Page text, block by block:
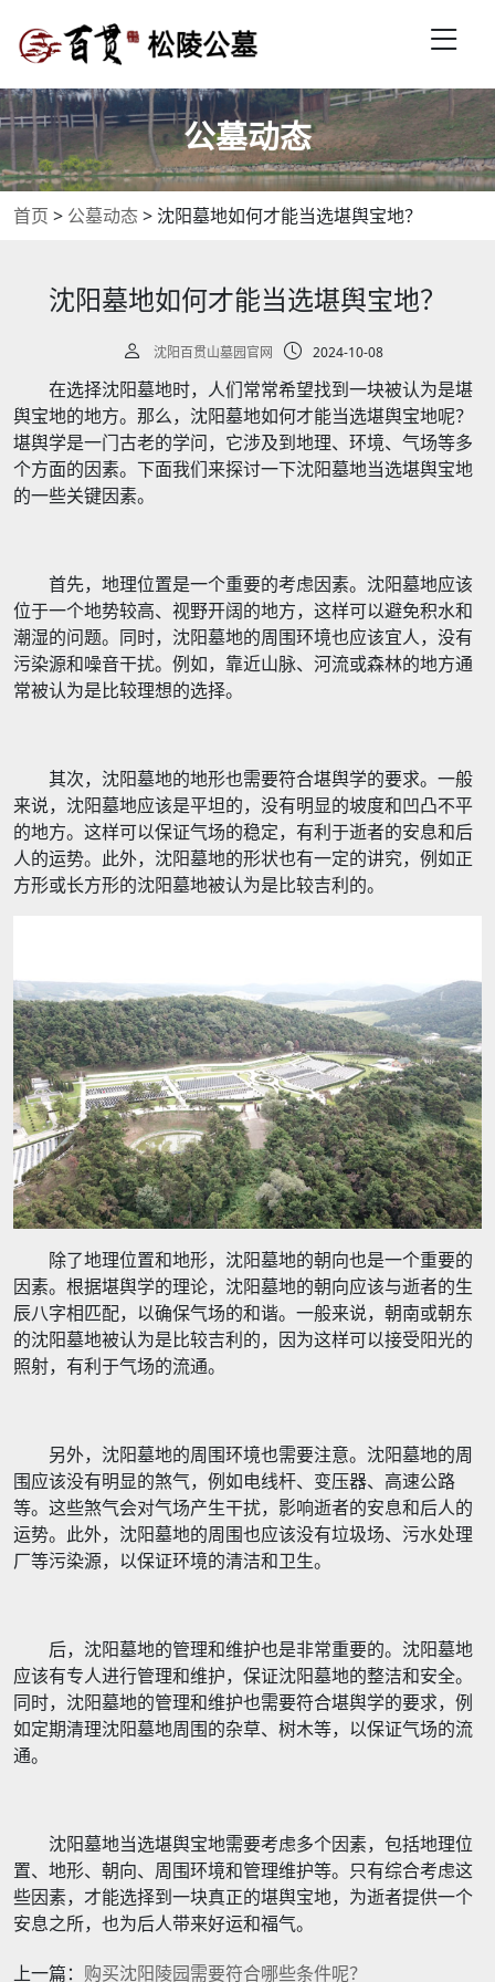
公墓动态
首页 > 公墓动态> 沈阳墓地如何才能当选堪舆宝地？
沈阳墓地如何才能当选堪舆宝地？
沈阳百贯山墓园官网 2024-10-08
在选择沈阳墓地时，人们常常希望找到一块被认为是堪
舆宝地的地方。那么，沈阳墓地如何才能当选堪舆宝地呢？
堪舆学是一门古老的学问，它涉及到地理、环境、气场等多
个方面的因素。下面我们来探讨一下沈阳墓地当选堪舆宝地
的一些关键因素。
首先，地理位置是一个重要的考虑因素。沈阳墓地应该
位于一个地势较高、视野开阔的地方，这样可以避免积水和
潮湿的问题。同时，沈阳墓地的周围环境也应该宜人，没有
污染源和噪音干扰。例如，靠近山脉、河流或森林的地方通
常被认为是比较理想的选择。
其次，沈阳墓地的地形也需要符合堪舆学的要求。一般
来说，沈阳墓地应该是平坦的，没有明显的坡度和凹凸不平
的地方。这样可以保证气场的稳定，有利于逝者的安息和后
人的运势。此外，沈阳墓地的形状也有一定的讲究，例如正
方形或长方形的沈阳墓地被认为是比较吉利的。
除了地理位置和地形，沈阳墓地的朝向也是一个重要的
因素。根据堪舆学的理论，沈阳墓地的朝向应该与逝者的生
辰八字相匹配，以确保气场的和谐。一般来说，朝南或朝东
的沈阳墓地被认为是比较吉利的，因为这样可以接受阳光的
照射，有利于气场的流通。
另外，沈阳墓地的周围环境也需要注意。沈阳墓地的周
围应该没有明显的煞气，例如电线杆、变压器、高速公路
等。这些煞气会对气场产生干扰，影响逝者的安息和后人的
运势。此外，沈阳墓地的周围也应该没有垃圾场、污水处理
厂等污染源，以保证环境的清洁和卫生。
后，沈阳墓地的管理和维护也是非常重要的。沈阳墓地
应该有专人进行管理和维护，保证沈阳墓地的整洁和安全。
同时，沈阳墓地的管理和维护也需要符合堪舆学的要求，例
如定期清理沈阳墓地周围的杂草、树木等，以保证气场的流
通。
沈阳墓地当选堪舆宝地需要考虑多个因素，包括地理位
置、地形、朝向、周围环境和管理维护等。只有综合考虑这
些因素，才能选择到一块真正的堪舆宝地，为逝者提供一个
安息之所，也为后人带来好运和福气。
上一篇： 购买沈阳陵园需要符合哪些条件呢？